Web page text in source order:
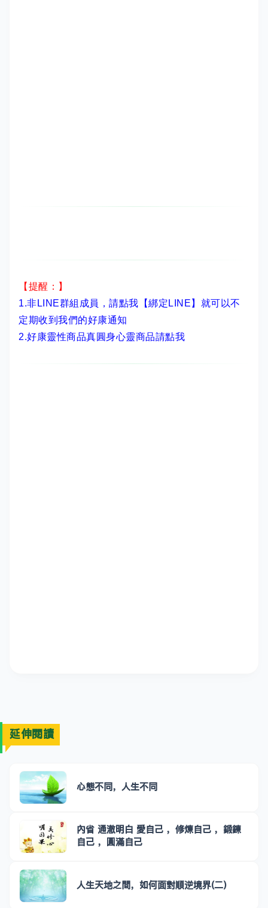
【提醒：】
1.非LINE群組成員， 請點我【綁定LINE】 就可以不
定期收到我們的好康通知
2.好康靈性商品真圓身心靈商品請點我
延伸閱讀
心態不同，人生不同
內省 通澈明白 愛自己 ，修煉自己 ，鍛鍊
自己 ，圓滿自己
人生天地之間，如何面對順逆境界(二)